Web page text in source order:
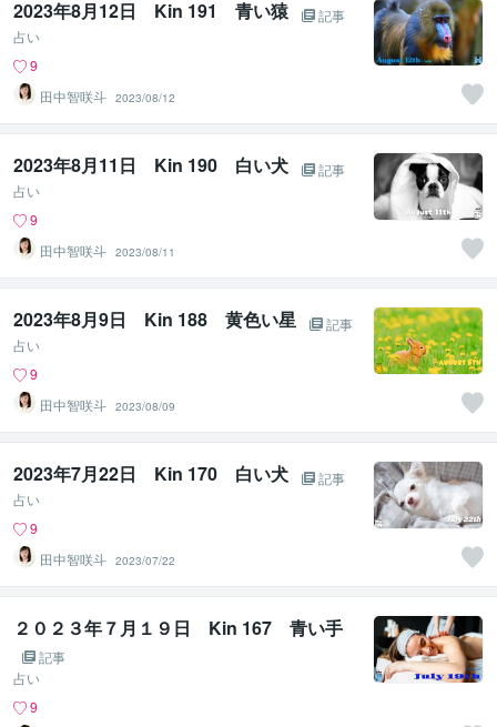
2023年8月12日 Kin 191 青い猿
記事
占い
9
田中智咲斗 2023/08/12
2023年8月11日 Kin 190 白い犬
記事
占い
9
田中智咲斗 2023/08/11
2023年8月9日 Kin 188 黄色い星
記事
占い
9
田中智咲斗 2023/08/09
2023年7月22日 Kin 170 白い犬
記事
占い
9
田中智咲斗 2023/07/22
２０２３年７月１９日 Kin 167 青い手
記事
占い
9